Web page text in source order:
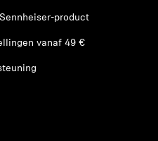
product
vanaf 49 €